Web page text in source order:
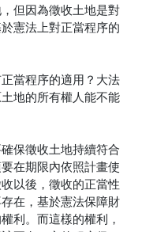
但因為徵收土地是對
憲法上對正當程序的
當程序的適用？大法
地的所有權人能不能
保徵收土地持續符合
在期限內依照計畫使
以後，徵收的正當性
在，基於憲法保障財
利。而這樣的權利，